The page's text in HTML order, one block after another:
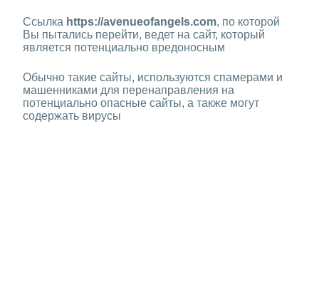
Ссылка https://avenueofangels.com, по которой
Вы пытались перейти, ведет на сайт, который
является потенциально вредоносным
Обычно такие сайты, используются спамерами и
машенниками для перенаправления на
потенциально опасные сайты, а также могут
содержать вирусы